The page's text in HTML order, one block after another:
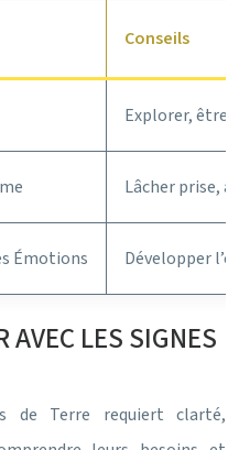
Conseils
Explorer, être
Lâcher prise,
Émotions Développer
AVEC LES SIGNES
de Terre requiert clarté,